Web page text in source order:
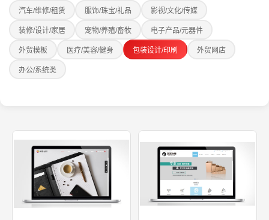
汽车/维修/租赁 服饰/珠宝/礼品 影视/文化/传媒
装修/设计/家居 宠物/养殖/畜牧 电子产品/元器件
外贸模板 医疗/美容/健身 包装设计/印刷 外贸网店
办公/系统类